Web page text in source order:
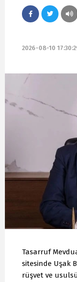
2026-08-10
Tasarruf
sitesinde Uşak
rüşvet ve